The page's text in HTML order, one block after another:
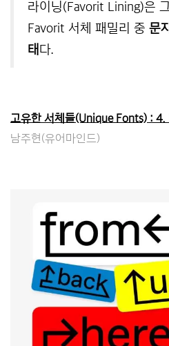
라이닝(Favorit Lining)은
Favorit 서체 패밀리 중 문
태 다.
고유한 서체들(Unique Fonts) :
남주현(유어마인드)